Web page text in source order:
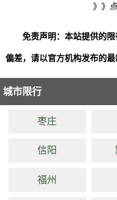
》》
免责声明：本站提供的
偏差，请以官方机构发布的最
城市限行
枣庄
信阳
福州